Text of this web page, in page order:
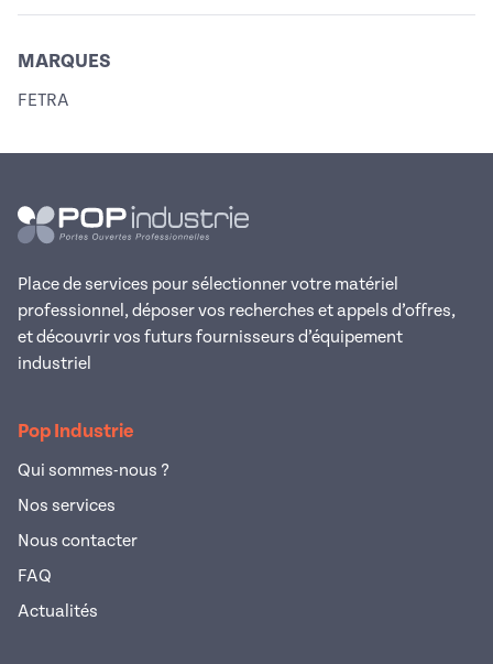
MARQUES
FETRA
Place de services pour sélectionner votre matériel
professionnel, déposer vos recherches et appels d’offres,
et découvrir vos futurs fournisseurs d’équipement
industriel
Pop Industrie
Qui sommes-nous ?
Nos services
Nous contacter
FAQ
Actualités